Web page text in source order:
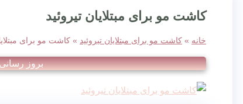
کاشت مو برای مبتلایان تیروئید
خانه » کاشت مو برای مبتلایان تیروئید » کاشت مو برای
بروز